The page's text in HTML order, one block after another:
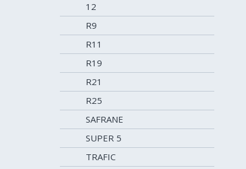
12
R9
R11
R19
R21
R25
SAFRANE
SUPER 5
TRAFIC